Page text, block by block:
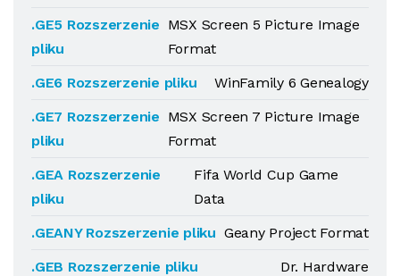
.GE5 Rozszerzenie
pliku
MSX Screen 5 Picture Image
Format
.GE6 Rozszerzenie pliku
WinFamily 6 Genealogy
.GE7 Rozszerzenie
pliku
MSX Screen 7 Picture Image
Format
.GEA Rozszerzenie
pliku
Fifa World Cup Game
Data
.GEANY Rozszerzenie pliku Geany Project Format
.GEB Rozszerzenie pliku
Dr. Hardware